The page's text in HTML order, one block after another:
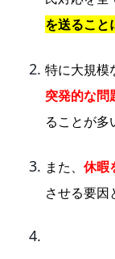
を送ること
特に大規模
突発的な問
ることが多
また、 休暇
させる要因